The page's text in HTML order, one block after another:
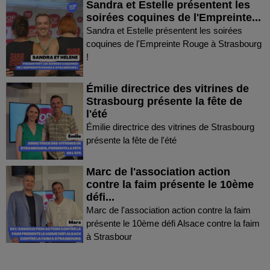
Sandra et Estelle présentent les
soirées coquines de l'Empreinte...
Sandra et Estelle présentent les soirées
coquines de l'Empreinte Rouge à Strasbourg
!
Émilie directrice des vitrines de
Strasbourg présente la fête de
l'été
Émilie directrice des vitrines de Strasbourg
présente la fête de l'été
Marc de l'association action
contre la faim présente le 10ème
défi...
Marc de l'association action contre la faim
présente le 10ème défi Alsace contre la faim
à Strasbour